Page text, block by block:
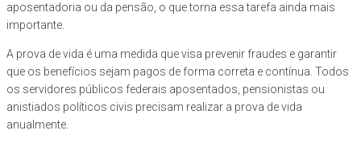
aposentadoria ou da pensão, o que torna essa tarefa ainda mais
importante.
A prova de vida é uma medida que visa prevenir fraudes e garantir
que os benefícios sejam pagos de forma correta e contínua. Todos
os servidores públicos federais aposentados, pensionistas ou
anistiados políticos civis precisam realizar a prova de vida
anualmente.